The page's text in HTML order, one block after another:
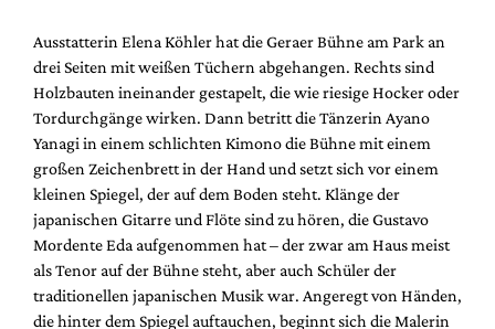
Suche
Ausstatterin Elena Köhler hat die Geraer Bühne am Park an
drei Seiten mit weißen Tüchern abgehangen. Rechts sind
Holzbauten ineinander gestapelt, die wie riesige Hocker oder
Tordurchgänge wirken. Dann betritt die Tänzerin Ayano
Yanagi in einem schlichten Kimono die Bühne mit einem
großen Zeichenbrett in der Hand und setzt sich vor einem
kleinen Spiegel, der auf dem Boden steht. Klänge der
japanischen Gitarre und Flöte sind zu hören, die Gustavo
Mordente Eda aufgenommen hat – der zwar am Haus meist
als Tenor auf der Bühne steht, aber auch Schüler der
traditionellen japanischen Musik war. Angeregt von Händen,
die hinter dem Spiegel auftauchen, beginnt sich die Malerin